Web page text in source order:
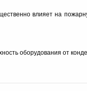
влияет на
оборудования от